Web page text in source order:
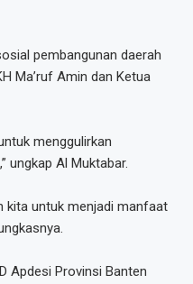
pembangunan daerah
Ma’ruf Amin dan Ketua
menggulirkan
ungkap Al Muktabar.
kita untuk menjadi manfaat
Apdesi Provinsi Banten